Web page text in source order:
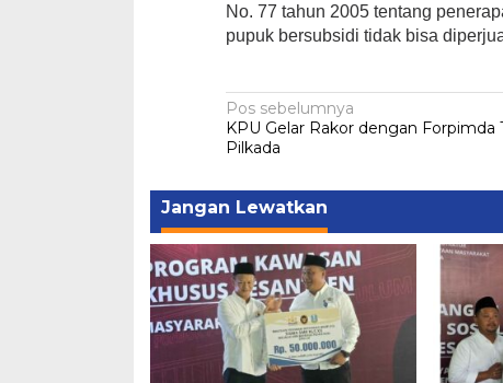
No. 77 tahun 2005 tentang
pupuk bersubsidi tidak bisa
Navigasi
pos
Pos sebelumnya
‎KPU Gelar Rakor dengan Forpimda
Pilkada
Jangan Lewatkan